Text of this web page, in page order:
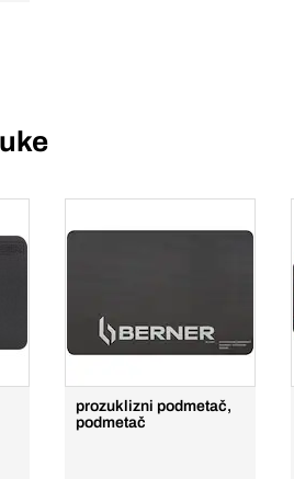
prozuklizni podmetač,
podmetač